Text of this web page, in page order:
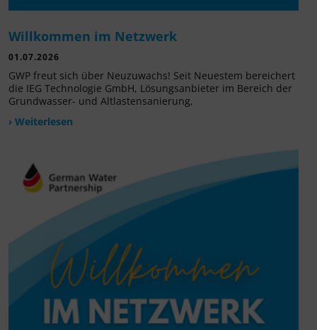
Willkommen im Netzwerk
01.07.2026
GWP freut sich über Neuzuwachs! Seit Neuestem bereichert
die IEG Technologie GmbH, Lösungsanbieter im Bereich der
Grundwasser- und Altlastensanierung,
› Weiterlesen